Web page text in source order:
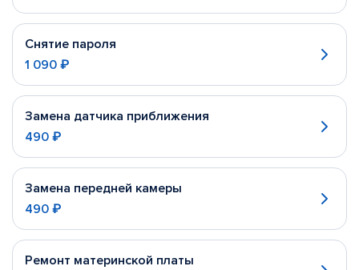
Снятие пароля
1 090 ₽
Замена датчика приближения
490 ₽
Замена передней камеры
490 ₽
Ремонт материнской платы